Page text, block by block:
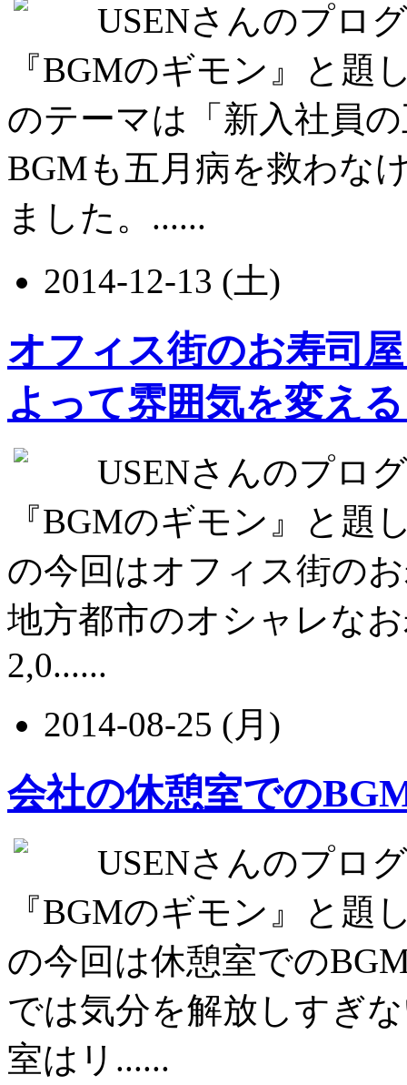
USENさんのプロ
『BGMのギモン』と題
のテーマは「新入社員
BGMも五月病を救わな
ました。......
2014-12-13 (土)
オフィス街のお寿司
よって雰囲気を変え
USENさんのプロ
『BGMのギモン』と題
の今回はオフィス街の
地方都市のオシャレな
2,0......
2014-08-25 (月)
会社の休憩室での
USENさんのプロ
『BGMのギモン』と題
の今回は休憩室での
では気分を解放しすぎ
室はリ......